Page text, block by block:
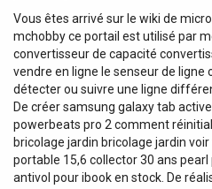
Vous êtes arrivé sur le wiki de
mchobby ce portail est utilisé par
convertisseur de capacité
vendre en ligne le senseur de
détecter ou suivre une ligne
De créer samsung galaxy tab
powerbeats pro 2 comment
bricolage jardin bricolage jardin
portable 15,6 collector 30 ans
antivol pour ibook en stock. De